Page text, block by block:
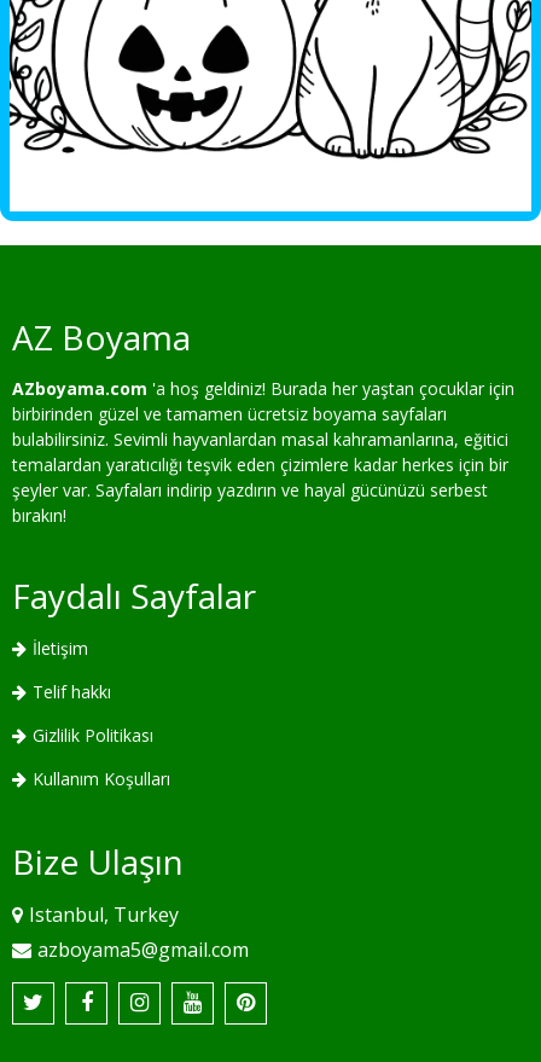
AZ Boyama
AZboyama.com 'a hoş geldiniz! Burada her yaştan çocuklar için
birbirinden güzel ve tamamen ücretsiz boyama sayfaları
bulabilirsiniz. Sevimli hayvanlardan masal kahramanlarına, eğitici
temalardan yaratıcılığı teşvik eden çizimlere kadar herkes için bir
şeyler var. Sayfaları indirip yazdırın ve hayal gücünüzü serbest
bırakın!
Faydalı Sayfalar
İletişim
Telif hakkı
Gizlilik Politikası
Kullanım Koşulları
Bize Ulaşın
Istanbul, Turkey
azboyama5@gmail.com